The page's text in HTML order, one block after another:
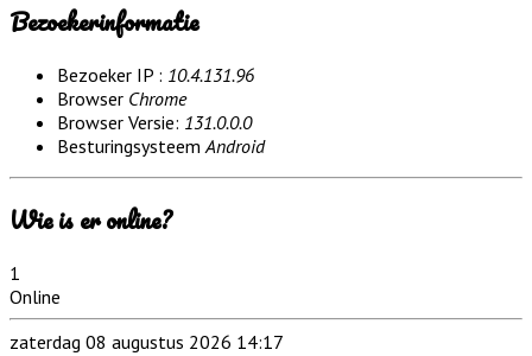
Bezoekerinformatie
Bezoeker IP : 10.4.131.96
Browser Chrome
Browser Versie: 131.0.0.0
Besturingsysteem Android
Wie is er online?
1
Online
zaterdag 08 augustus 2026 14:17